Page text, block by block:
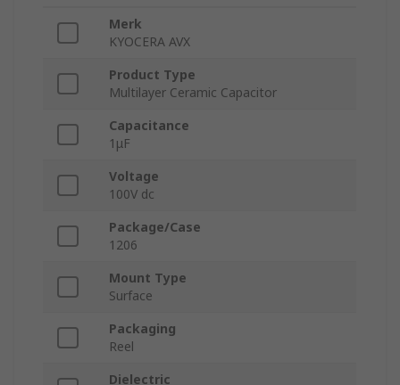
Merk
KYOCERA AVX
Product Type
Multilayer Ceramic Capacitor
Capacitance
1μF
Voltage
100V dc
Package/Case
1206
Mount Type
Surface
Packaging
Reel
Dielectric